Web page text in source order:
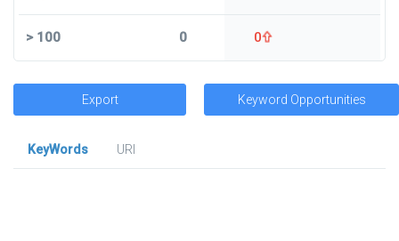
>100 0 0
Export Keyword Opportunities
KeyWords
URl